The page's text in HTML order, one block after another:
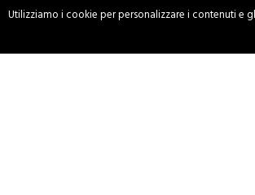
Utilizziamo i cookie per personalizzare i contenuti e